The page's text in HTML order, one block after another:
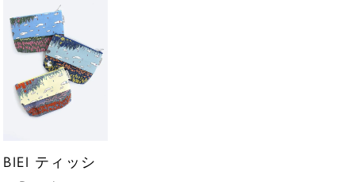
BIEI ティッシ